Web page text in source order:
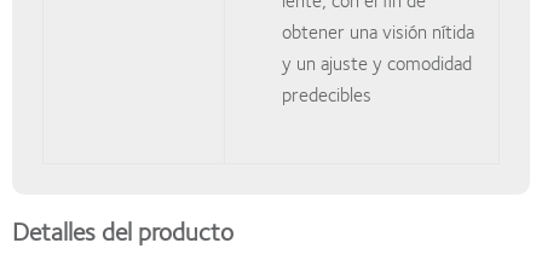
obtener una visión nítida
y un ajuste y comodidad
predecibles
Detalles del producto